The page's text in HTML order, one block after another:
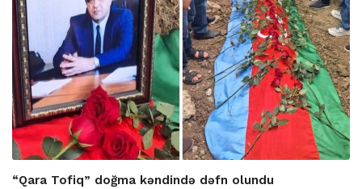
“Qara Tofiq” doğma kəndində dəfn olundu